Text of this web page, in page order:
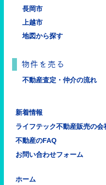
長岡市
上越市
地図から探す
物件を売る
不動産査定・仲介の流れ
新着情報
ライフテック不動産販売の会
不動産のFAQ
お問い合わせフォーム
ホーム